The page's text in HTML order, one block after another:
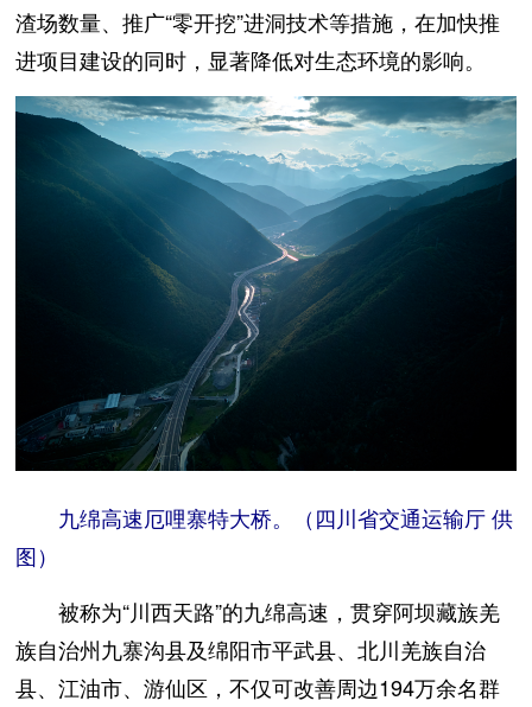
渣场数量、推广“零开挖”进洞技术等措施，在加快推
进项目建设的同时，显著降低对生态环境的影响。
九绵高速厄哩寨特大桥。（四川省交通运输厅 供
图）
被称为“川西天路”的九绵高速，贯穿阿坝藏族羌
族自治州九寨沟县及绵阳市平武县、北川羌族自治
县、江油市、游仙区，不仅可改善周边194万余名群